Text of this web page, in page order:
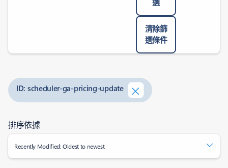
選
清除篩
選條件
ID: scheduler-ga-pricing-update
排序依據
Recently Modified: Oldest to newest